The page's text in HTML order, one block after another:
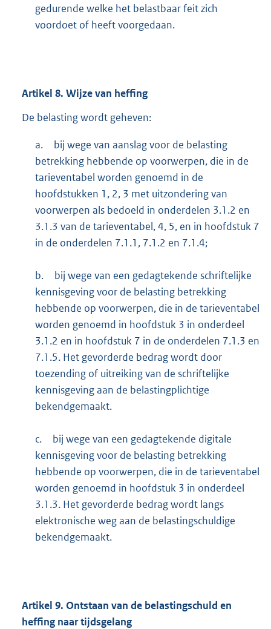
gedurende welke het belastbaar feit zich
voordoet of heeft voorgedaan.
Artikel 8. Wijze van heffing
De belasting wordt geheven:
a.
bij wege van aanslag voor de belasting
betrekking hebbende op voorwerpen, die in de
tarieventabel worden genoemd in de
hoofdstukken 1, 2, 3 met uitzondering van
voorwerpen als bedoeld in onderdelen 3.1.2 en
3.1.3 van de tarieventabel, 4, 5, en in hoofdstuk 7
in de onderdelen 7.1.1, 7.1.2 en 7.1.4;
b.
bij wege van een gedagtekende schriftelijke
kennisgeving voor de belasting betrekking
hebbende op voorwerpen, die in de tarieventabel
worden genoemd in hoofdstuk 3 in onderdeel
3.1.2 en in hoofdstuk 7 in de onderdelen 7.1.3 en
7.1.5. Het gevorderde bedrag wordt door
toezending of uitreiking van de schriftelijke
kennisgeving aan de belastingplichtige
bekendgemaakt.
c.
bij wege van een gedagtekende digitale
kennisgeving voor de belasting betrekking
hebbende op voorwerpen, die in de tarieventabel
worden genoemd in hoofdstuk 3 in onderdeel
3.1.3. Het gevorderde bedrag wordt langs
elektronische weg aan de belastingschuldige
bekendgemaakt.
Artikel 9. Ontstaan van de belastingschuld en
heffing naar tijdsgelang